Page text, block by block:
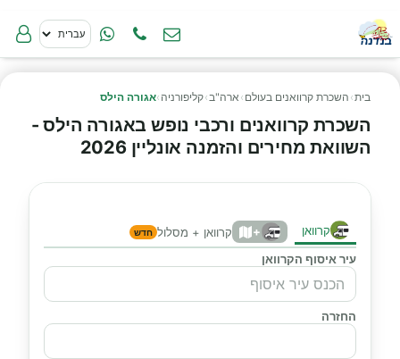
בית› השכרת קרוואנים בעולם › ארה"ב›קליפורניה ›אגורה הילס
השכרת קרוואנים ורכבי נופש באגורה הילס -
השוואת מחירים והזמנה אונליין 2026
קרוואן + קרוואן + מסלול חדש
עיר איסוף הקרוואן
החזרה